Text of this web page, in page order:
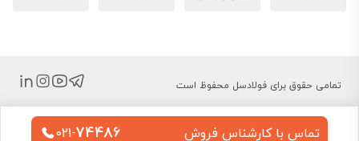
تمامی حقوق برای فولادسل محفوظ است
تماس با کارشناس فروش 021-74486